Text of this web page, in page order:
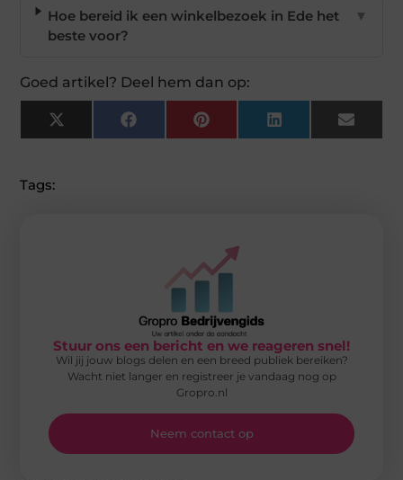
Hoe bereid ik een winkelbezoek in Ede het
beste voor?
▼
Goed artikel? Deel hem dan op:
X
(Twitter)
FacebookPinterest LinkedIn Email
Tags:
Stuur ons een bericht en we reageren snel!
Wil jij jouw blogs delen en een breed publiek bereiken?
Wacht niet langer en registreer je vandaag nog op
Gropro.nl
Neem contact op